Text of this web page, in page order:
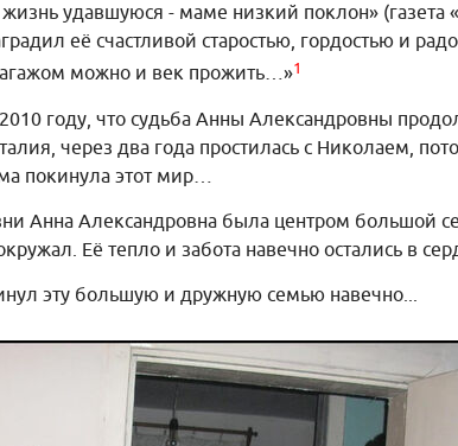
жизнь удавшуюся - маме низкий поклон»
её счастливой старостью, гордостью и
можно и век прожить…»1
году, что судьба Анны Александровны
через два года простилась с Николаем,
покинула этот мир…
Анна Александровна была центром большой
Её тепло и забота навечно остались в
эту большую и дружную семью навечно...